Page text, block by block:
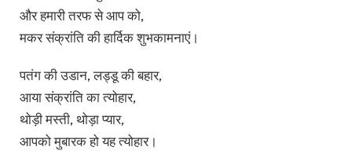
और हमारी तरफ से आप को,
मकर संक्रांति की हार्दिक शुभकामनाएं।
पतंग की उडान, लड्डू की बहार,
आया संक्रांति का त्योहार,
थोड़ी मस्ती, थोड़ा प्यार,
आपको मुबारक हो यह त्योहार।